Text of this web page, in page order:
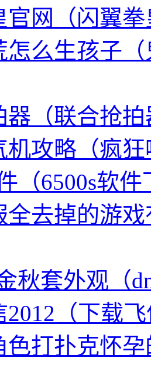
官网（闪翼
怎么生孩子
器（联合抢
机攻略（疯
（6500s软
全去掉的游
秋套外观（
2012（下载
色打扑克怀